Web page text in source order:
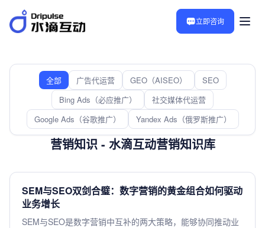
立即咨询
全部 广告代运营 GEO（AISEO）
SEO
Bing Ads（必应推广）
社交媒体代运营
Google Ads（谷歌推广）
Yandex Ads（俄罗斯推广）
营销知识 - 水滴互动营销知识库
SEM与SEO双剑合璧：数字营销的黄金组合如何驱动
业务增长
SEM与SEO是数字营销中互补的两大策略，能够协同推动业